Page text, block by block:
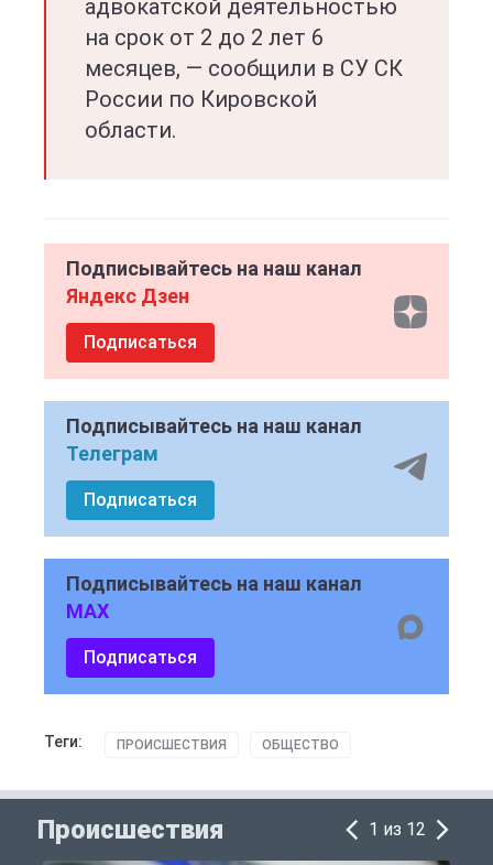
адвокатской деятельностью
на срок от 2 до 2 лет 6
месяцев, — сообщили в СУ СК
России по Кировской
области.
Подписывайтесь на наш канал
Яндекс Дзен
Подписаться
Подписывайтесь на наш канал
Телеграм
Подписаться
Подписывайтесь на наш канал
MAX
Подписаться
Теги: ПРОИСШЕСТВИЯ ОБЩЕСТВО
Происшествия 1 из 12